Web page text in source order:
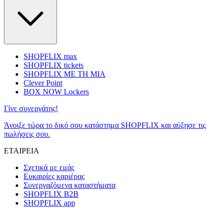
SHOPFLIX max
SHOPFLIX tickets
SHOPFLIX ΜΕ ΤΗ ΜΙΑ
Clever Point
BOX NOW Lockers
Γίνε συνεργάτης!
Άνοιξε τώρα το δικό σου κατάστημα SHOPFLIX και αύξησε τις
πωλήσεις σου.
ΕΤΑΙΡΕΙΑ
Σχετικά με εμάς
Ευκαιρίες καριέρας
Συνεργαζόμενα καταστήματα
SHOPFLIX B2B
SHOPFLIX app